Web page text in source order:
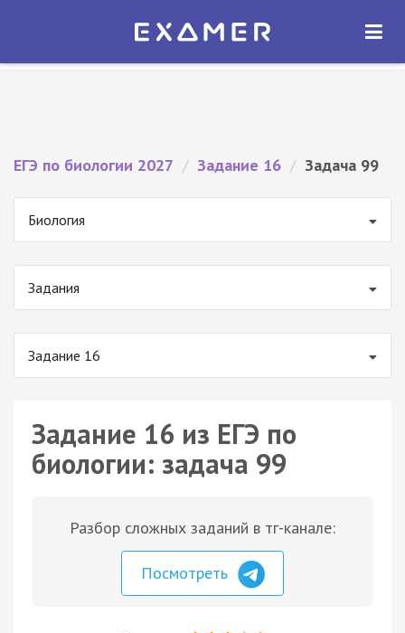
Экзамер — ЕГЭ 2027
ОТКРЫТЬ
ЕГЭ по биологии 2027 / Задание 16 / Задача 99
Биология
Задания
Задание 16
Задание 16 из ЕГЭ по
биологии: задача 99
Разбор сложных заданий в тг-канале:
Посмотреть